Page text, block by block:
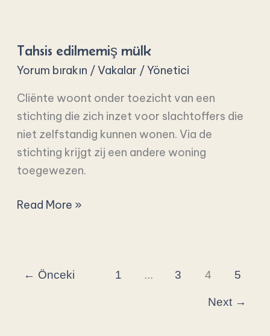
Tahsis edilmemiş mülk
Yorum bırakın /Vakalar /Yönetici
Cliënte woont onder toezicht van een
stichting die zich inzet voor slachtoffers die
niet zelfstandig kunnen wonen. Via de
stichting krijgt zij een andere woning
toegewezen.
mülk
Read More »
← Önceki 1 ... 3 4 5
Next →